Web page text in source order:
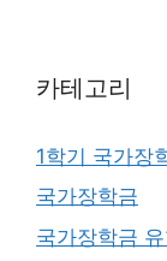
카테고리
1학기 국가장
국가장학금
국가장학금 유